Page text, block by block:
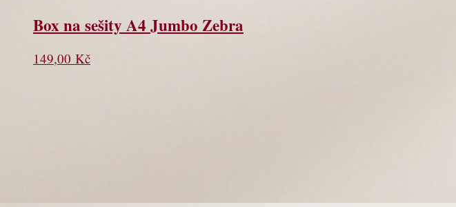
Box na sešity A4 Jumbo Zebra
149,00 Kč